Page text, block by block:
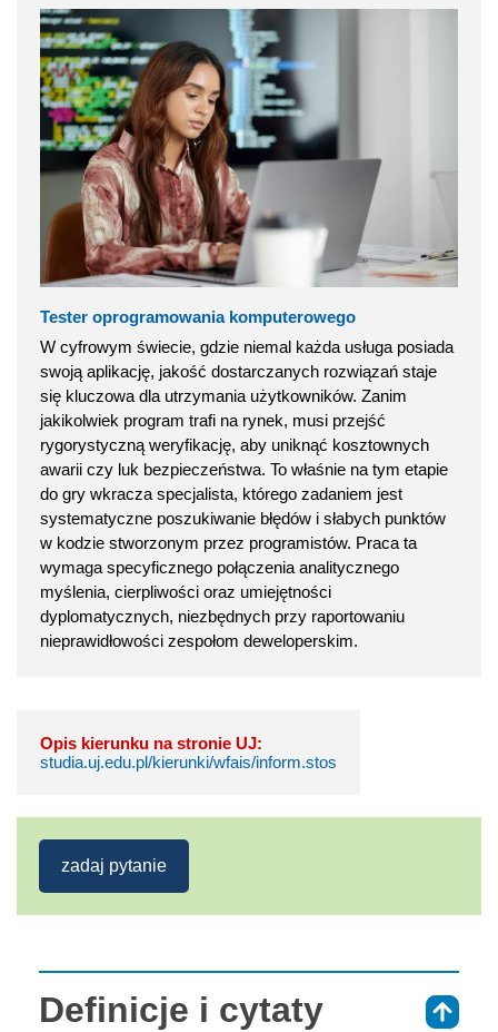
Tester oprogramowania komputerowego
W cyfrowym świecie, gdzie niemal każda usługa posiada
swoją aplikację, jakość dostarczanych rozwiązań staje
się kluczowa dla utrzymania użytkowników. Zanim
jakikolwiek program trafi na rynek, musi przejść
rygorystyczną weryfikację, aby uniknąć kosztownych
awarii czy luk bezpieczeństwa. To właśnie na tym etapie
do gry wkracza specjalista, którego zadaniem jest
systematyczne poszukiwanie błędów i słabych punktów
w kodzie stworzonym przez programistów. Praca ta
wymaga specyficznego połączenia analitycznego
myślenia, cierpliwości oraz umiejętności
dyplomatycznych, niezbędnych przy raportowaniu
nieprawidłowości zespołom deweloperskim.
Opis kierunku na stronie UJ:
studia.uj.edu.pl/kierunki/wfais/inform.stos
zadaj pytanie
Definicje i cytaty